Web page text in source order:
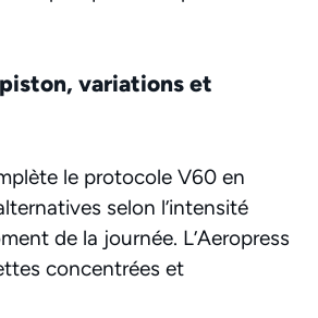
variations et
le protocole V60 en
selon l’intensité
de la journée. L’Aeropress
concentrées et